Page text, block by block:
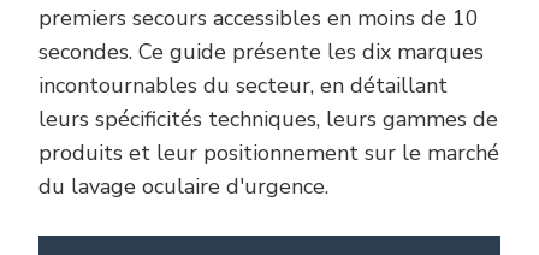
premiers secours accessibles en moins de 10
secondes. Ce guide présente les dix marques
incontournables du secteur, en détaillant
leurs spécificités techniques, leurs gammes de
produits et leur positionnement sur le marché
du lavage oculaire d'urgence.